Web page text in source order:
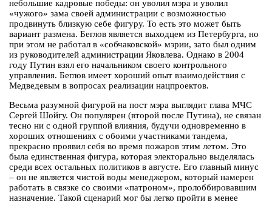
небольшие кадровые победы: он уволил мэра и уволил
«чужого» зама своей администрации с возможностью
продвинуть близкую себе фигуру. То есть это может быть
вариант размена. Беглов является выходцем из Петербурга, но
при этом не работал в «собчаковской» мэрии, зато был одним
из руководителей администрации Яковлева. Однако в 2004
году Путин взял его начальником своего контрольного
управления. Беглов имеет хороший опыт взаимодействия с
Медведевым в вопросах реализации нацпроектов.
Весьма разумной фигурой на пост мэра выглядит глава МЧС
Сергей Шойгу. Он популярен (второй после Путина), не связан
тесно ни с одной группой влияния, будучи одновременно в
хороших отношениях с обоими участниками тандема,
прекрасно проявил себя во время пожаров этим летом. Это
была единственная фигура, которая электорально выделялась
среди всех остальных политиков в августе. Его главный минус
– он не является чистой воды менеджером, который намерен
работать в связке со своими «патроном», пролоббировавшим
назначение. Такой сценарий мог бы легко пройти в менее